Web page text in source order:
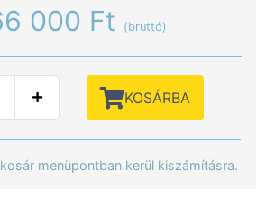
000 Ft (bruttó)
KOSÁRBA
menüpontban kerül kiszámításra.